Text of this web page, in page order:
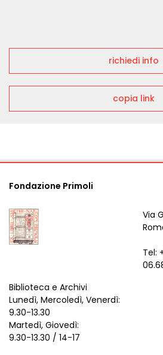
richiedi info
copia link
Fondazione Primoli
Via
Tel:
Biblioteca e Archivi
Lunedì, Mercoledì, Venerdì:
9.30-13.30
Martedì, Giovedì:
9.30-13.30 / 14-17